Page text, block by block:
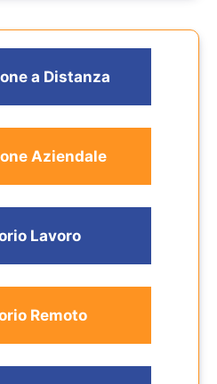
a Distanza
Aziendale
Lavoro
Remoto